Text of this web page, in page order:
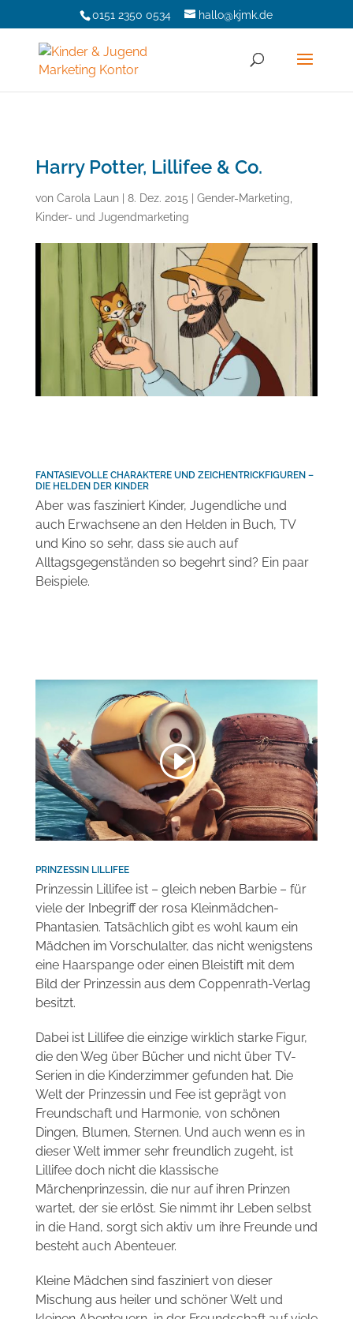
0151 2350 0534 hallo@kjmk.de
Harry Potter, Lillifee & Co.
von Carola Laun| 8. Dez. 2015 Gender-Marketing
Kinder- und Jugendmarketing
FANTASIEVOLLE CHARAKTERE UND ZEICHENTRICKFIGUREN –
DIE HELDEN DER KINDER
Aber was fasziniert Kinder, Jugendliche und
auch Erwachsene an den Helden in Buch, TV
und Kino so sehr, dass sie auch auf
Alltagsgegenständen so begehrt sind? Ein paar
Beispiele.
Sie sehen gerade einen Platzhalterinhalt von
Standard
. Um auf den eigentlichen Inhalt
zuzugreifen, klicken Sie auf den Button unten.
Bitte beachten Sie, dass dabei Daten an
Drittanbieter weitergegeben werden.
Inhalt entsperren
Weitere Informationen
PRINZESSIN LILLIFEE
Prinzessin Lillifee ist – gleich neben Barbie – für
viele der Inbegriff der rosa Kleinmädchen-
Phantasien. Tatsächlich gibt es wohl kaum ein
Mädchen im Vorschulalter, das nicht wenigstens
eine Haarspange oder einen Bleistift mit dem
Bild der Prinzessin aus dem Coppenrath-Verlag
besitzt.
Dabei ist Lillifee die einzige wirklich starke Figur,
die den Weg über Bücher und nicht über TV-
Serien in die Kinderzimmer gefunden hat. Die
Welt der Prinzessin und Fee ist geprägt von
Freundschaft und Harmonie, von schönen
Dingen, Blumen, Sternen. Und auch wenn es in
dieser Welt immer sehr freundlich zugeht, ist
Lillifee doch nicht die klassische
Märchenprinzessin, die nur auf ihren Prinzen
wartet, der sie erlöst. Sie nimmt ihr Leben selbst
in die Hand, sorgt sich aktiv um ihre Freunde und
besteht auch Abenteuer.
Kleine Mädchen sind fasziniert von dieser
Mischung aus heiler und schöner Welt und